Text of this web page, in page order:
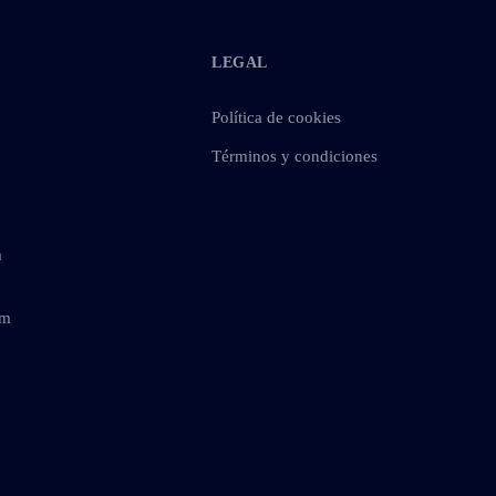
LEGAL
Política de cookies
Términos y condiciones